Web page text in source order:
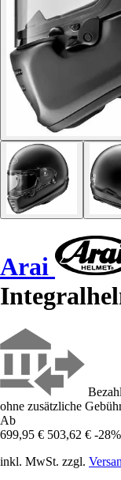
Arai
ohne zusätzliche
Ab
699,95 € 503,62 € -28%
inkl. MwSt. zzgl.